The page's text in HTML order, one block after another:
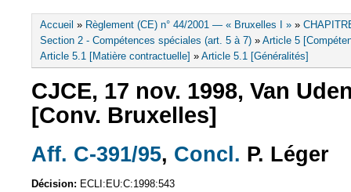
Vous êtes ici
Accueil » Règlement (CE) n° 44/2001 — « Bruxelles I » »
Section 2 - Compétences spéciales (art. 5 à 7) » Article 5
Article 5.1 [Matière contractuelle] » Article 5.1 [Généralités]
CJCE, 17 nov. 1998, Van
[Conv. Bruxelles]
Aff. C-391/95 (le lien est externe)
, Concl. (le lien est
P. Léger
Décision: ECLI:EU:C:1998:543